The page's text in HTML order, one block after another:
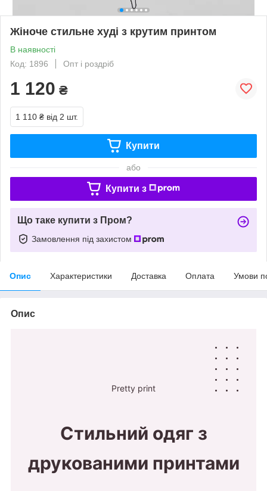
Жіноче стильне худі з крутим принтом
В наявності
Код: 1896
Опт і роздріб
1 120 ₴
1 110 ₴ від 2 шт.
Купити
або
Купити з
Що таке купити з Пром?
Замовлення під захистом
Опис Характеристики Доставка Оплата Умови
Опис
Pretty print
Стильний одяг з
друкованими принтами